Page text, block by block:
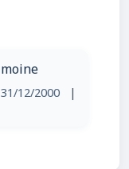
2000 |